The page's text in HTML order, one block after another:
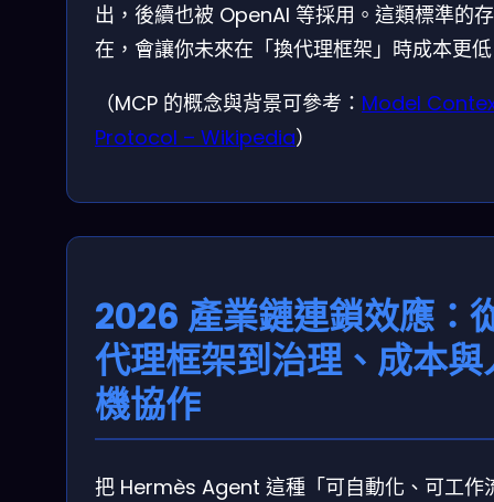
出，後續也被 OpenAI 等採用。這類標準的存
在，會讓你未來在「換代理框架」時成本更
（MCP 的概念與背景可參考： Model
Protocol – Wikipedia）
2026 產業鏈連鎖效應：
代理框架到治理、成本與
機協作
把 Hermès Agent 這種「可自動化、可工作